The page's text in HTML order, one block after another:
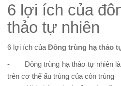
6 lợi ích của
thảo tự nhiên
6 lợi ích của Đông trùng hạ thảo
- Đông trùng hạ thảo tự nhiên là
trên cơ thể ấu trùng của côn trùng